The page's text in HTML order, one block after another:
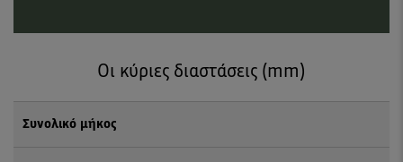
Οι κύριες διαστάσεις (mm)
Συνολικό μήκος